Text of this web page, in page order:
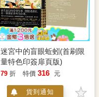
迷宮中的盲眼蚯蚓(首刷限
量特色印簽扉頁版)
79 折 特價 316 元
貨到通知